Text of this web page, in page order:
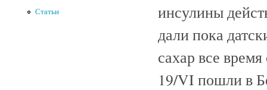
Статьи
инсулины
дали пока
сахар все
19/VI пошли в